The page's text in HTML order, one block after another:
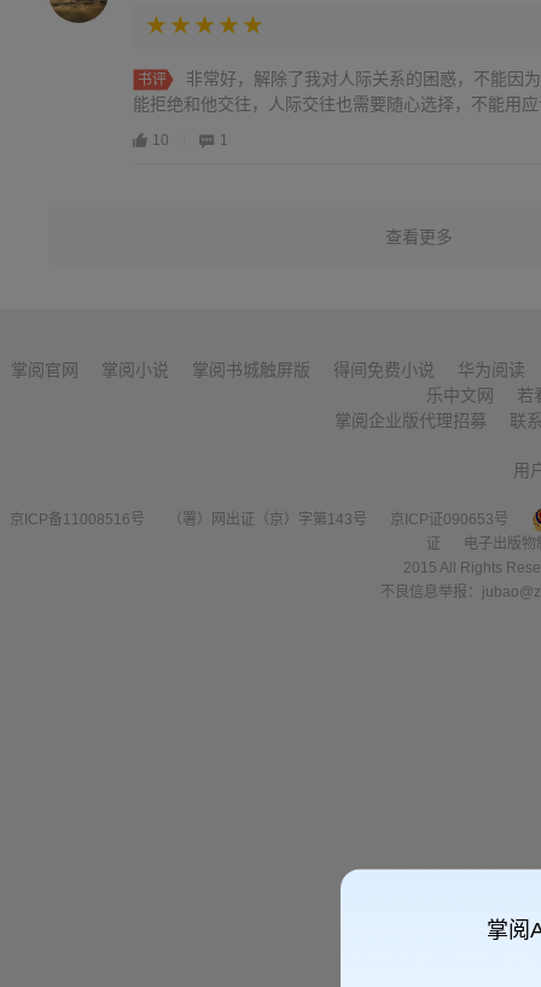
书评
非常好，解除了我对人际关系的困惑，不能因
能拒绝和他交往，人际交往也需要随心选择，不能用
10 1
查看更多
掌阅官网 掌阅小说 掌阅书城触屏版 得间免费小说
华为阅读
乐中文网
若
掌阅企业版代理招募
联
用
京ICP备11008516号 （署）网出证（京）字第143号
京ICP证090653号
证
电子出版
2015 All Rights
不良信息举报：
掌阅